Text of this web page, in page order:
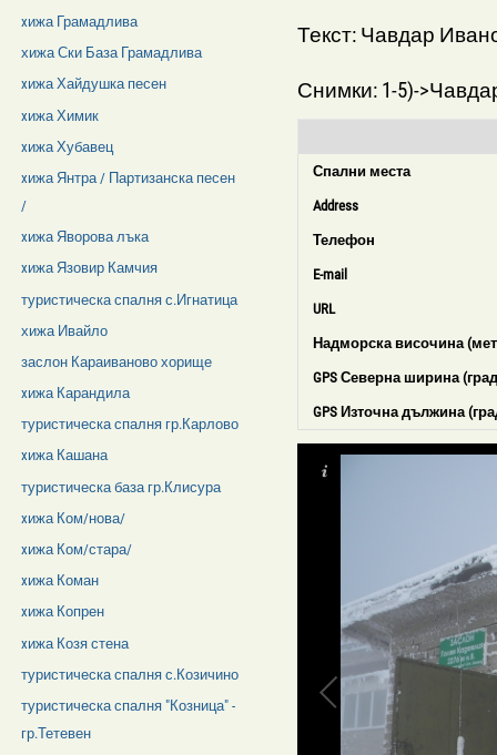
Текст: Чавдар
Снимки: 1-5)-
Спални места
Address
Телефон
E-mail
URL
Надморска височина
GPS Северна ширина
GPS Източна дължина
xижа Грамадлива
хижа Ски База Грамадлива
xижа Хайдушка песен
xижа Химик
xижа Хубавец
xижа Янтра / Партизанска песен
/
xижа Яворова лъка
xижа Язовир Камчия
туристическа спалня с.Игнатица
хижа Ивайло
заслон Караиваново хорище
xижа Карандила
туристическа спалня гр.Карлово
xижа Кашана
туристическа база гр.Клисура
xижа Ком/нова/
xижа Ком/стара/
xижа Коман
xижа Копрен
xижа Козя стена
туристическа спалня с.Козичино
туристическа спалня "Козница" -
гр.Тетевен